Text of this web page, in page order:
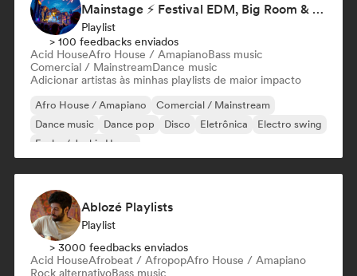
Mainstage ⚡ Festival EDM, Big Room & House Anthems
Playlist
> 100 feedbacks enviados
Acid HouseAfro House / AmapianoBass music
Comercial / MainstreamDance music
Adicionar artistas às minhas playlists de maior impacto
Afro House / Amapiano
Comercial / Mainstream
Dance music
Dance pop Disco Eletrônica
Electro swing
Funky / Jackin House
Ablozé Playlists
Playlist
> 3000 feedbacks enviados
Acid HouseAfrobeat / AfropopAfro House / Amapiano
Rock alternativoBass music